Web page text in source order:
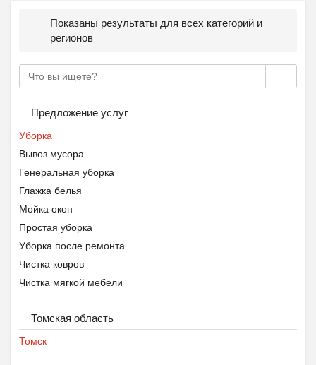
Показаны результаты для всех категорий и
регионов
Предложение услуг
Уборка
Вывоз мусора
Генеральная уборка
Глажка белья
Мойка окон
Простая уборка
Уборка после ремонта
Чистка ковров
Чистка мягкой мебели
Томская область
Томск